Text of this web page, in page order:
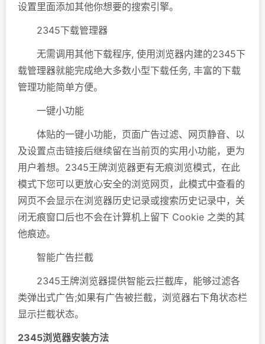
设置里面添加其他你想要的搜索引擎。
2345下载管理器
无需调用其他下载程序, 使用浏览器内建的2345下
载管理器就能完成绝大多数小型下载任务, 丰富的下载
管理功能简单方便。
一键小功能
体贴的一键小功能，页面广告过滤、网页静音、以
及设置点击链接后继续留在当前页的实用小功能，更为
用户着想。2345王牌浏览器更有无痕浏览模式，在此
模式下您可以更放心安全的浏览网页，此模式中查看的
网页不会显示在浏览器历史记录或搜索历史记录中，关
闭无痕窗口后也不会在计算机上留下 Cookie 之类的其
他痕迹。
智能广告拦截
2345王牌浏览器提供智能云拦截库，能够过滤各
类弹出式广告;如果有广告被拦截，浏览器右下角状态栏
显示拦截状态。
2345浏览器安装方法